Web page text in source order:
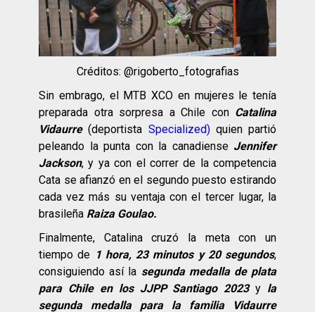
Créditos: @rigoberto_fotografias
Sin embrago, el MTB XCO en mujeres le tenía
preparada otra sorpresa a Chile con Catalina
Vidaurre(deportista Specialized)quien partió
peleando la punta con la canadiense Jennifer
Jackson, y ya con el correr de la competencia
Cata se afianzó en el segundo puesto estirando
cada vez más su ventaja con el tercer lugar, la
brasileña Raiza Goulao.
Finalmente, Catalina cruzó la meta con un
tiempo de 1 hora, 23 minutos y 20 segundos,
consiguiendo así la segunda medalla de plata
para Chile en los JJPP Santiago 2023y la
segunda medalla para la familia Vidaurre